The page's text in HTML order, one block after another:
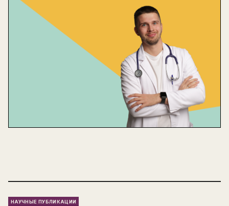
НАУЧНЫЕ ПУБЛИКАЦИИ